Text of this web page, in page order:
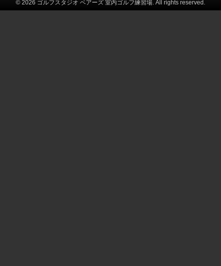
© 2026 ゴルフスタジオ ベアーズ 室内ゴルフ練習場. All rights reserved.